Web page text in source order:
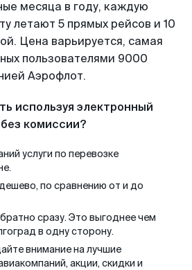
месяца в году, каждую
летают 5 прямых рейсов и 10
Цена варьируется, самая
пользователями 9000
Аэрофлот.
используя электронный
комиссии?
услуги по перевозке
по сравнению от и до
сразу. Это выгоднее чем
в одну сторону.
внимание на лучшие
акции, скидки и